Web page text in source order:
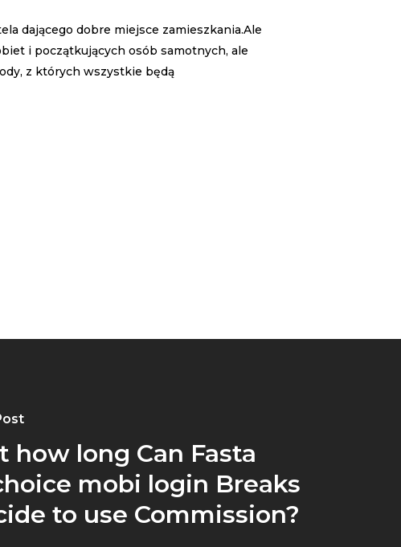
dającego dobre miejsce zamieszkania.Ale
i początkujących osób samotnych, ale
z których wszystkie będą
how long Can Fasta
mobi login Breaks
to use Commission?